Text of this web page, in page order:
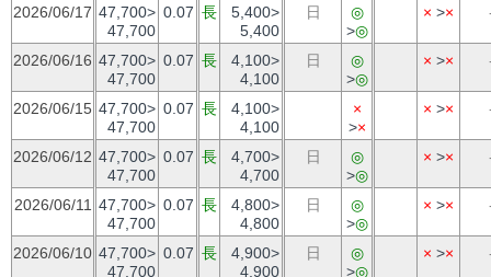
2026/06/17 47,700>
47,700
0.07 長
5,400>
5,400
日
◎
>◎
× >×
2026/06/16 47,700>
47,700
0.07 長
4,100>
4,100
日
◎
>◎
× >×
2026/06/15 47,700>
47,700
0.07 長
4,100>
4,100
×
>×
× >×
2026/06/12 47,700>
47,700
0.07 長
4,700>
4,700
日
◎
>◎
× >×
2026/06/11 47,700>
47,700
0.07 長
4,800>
4,800
日
◎
>◎
× >×
2026/06/10 47,700>
47,700
0.07 長
4,900>
4,900
日
◎
>◎
× >×